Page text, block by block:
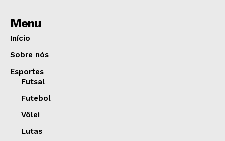
Menu
Início
Sobre nós
Esportes
Futsal
Futebol
Vôlei
Lutas